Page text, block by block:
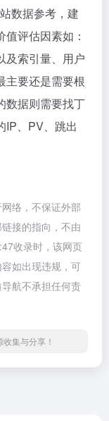
数据参考，建
评估因素如：
及索引量、用户
主要还是需要根
数据则需要找丁
IP、PV、跳出
络，不保证外部
接的指向，不由
收录时，该网页
如出现违规，可
航不承担任何责
集与分享！